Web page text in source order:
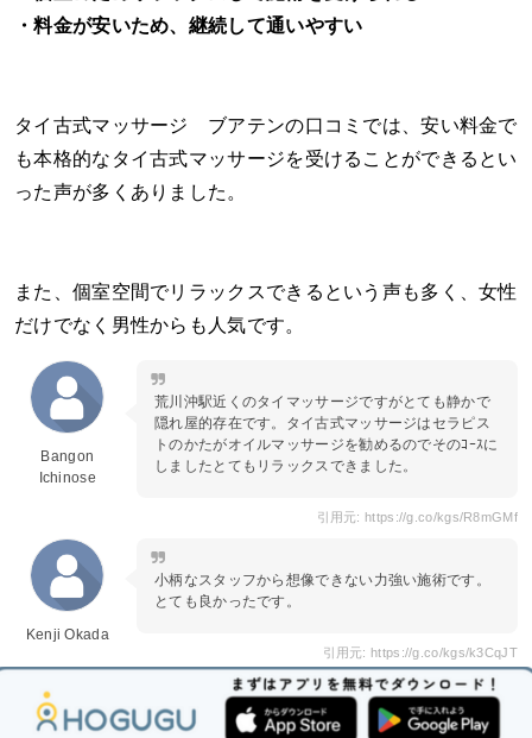
・料金が安いため、継続して通いやすい
タイ古式マッサージ ブアテンの口コミでは、安い料金で
も本格的なタイ古式マッサージを受けることができるとい
った声が多くありました。
また、個室空間でリラックスできるという声も多く、女性
だけでなく男性からも人気です。
Bangon
Ichinose
荒川沖駅近くのタイマッサージですがとても静かで
隠れ屋的存在です。タイ古式マッサージはセラピス
トのかたがオイルマッサージを勧めるのでそのｺｰｽに
しましたとてもリラックスできました。
引用元: https://g.co/kgs/R8mGMf
Kenji Okada
小柄なスタッフから想像できない力強い施術です。
とても良かったです。
引用元: https://g.co/kgs/k3CqJT
④タイマッサージ APPLE（12:00～0:00）